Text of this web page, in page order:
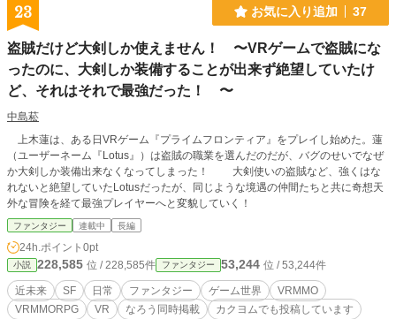
23 お気に入り追加 37
盗賊だけど大剣しか使えません！ 〜VRゲームで盗賊にな
ったのに、大剣しか装備することが出来ず絶望していたけ
ど、それはそれで最強だった！ 〜
中島菘
上木蓮は、ある日VRゲーム『プライムフロンティア』をプレイし始めた。蓮
（ユーザーネーム『Lotus』）は盗賊の職業を選んだのだが、バグのせいでなぜ
か大剣しか装備出来なくなってしまった！ 大剣使いの盗賊など、強くはな
れないと絶望していたLotusだったが、同じような境遇の仲間たちと共に奇想天
外な冒険を経て最強プレイヤーへと変貌していく！
ファンタジー 連載中 長編
24h.ポイント 0pt
小説 228,585 位 / 228,585件 ファンタジー 53,244 位 / 53,244件
近未来 SF 日常 ファンタジー ゲーム世界
VRMMO
VRMMORPG
VR なろう同時掲載 カクヨムでも投稿しています